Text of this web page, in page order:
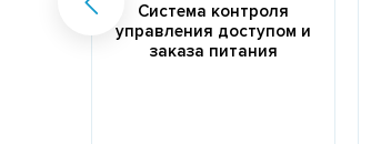
Система контроля
управления доступом и
заказа питания